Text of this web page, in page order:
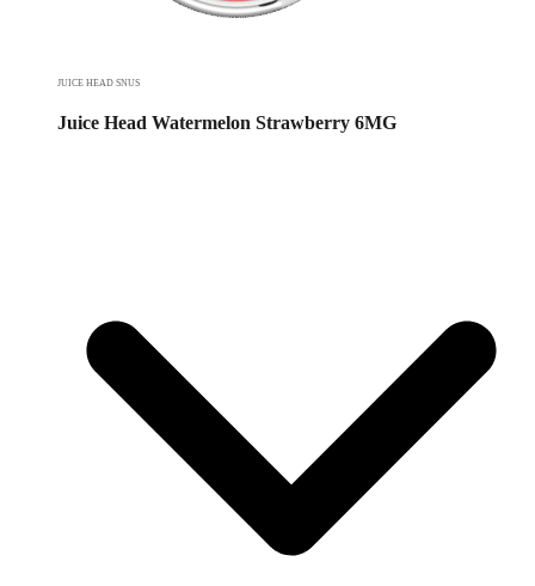
JUICE HEAD SNUS
Juice Head Watermelon Strawberry 6MG